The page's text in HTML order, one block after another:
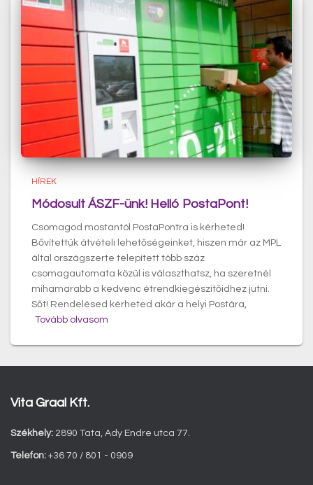
HÍREK
Módosult ÁSZF-ünk! Helló PostaPont!
Csomagod mostantól PostaPontra is kérheted!
Bővítettük átvételi lehetőségeinket, hiszen már az MPL
által országszerte telepített több száz
csomagautomata közül is választhatsz, ha szeretnél
mihamarabb a kedvenc étrendkiegészítőidhez jutni.
Sőt! Rendelésed kérheted akár a helyi Postára,
Tovább olvasom
Vita Graal Kft.
Székhely: 2890 Tata, Ady Endre utca 77.
Telefon: +36 70 / 801 - 0909